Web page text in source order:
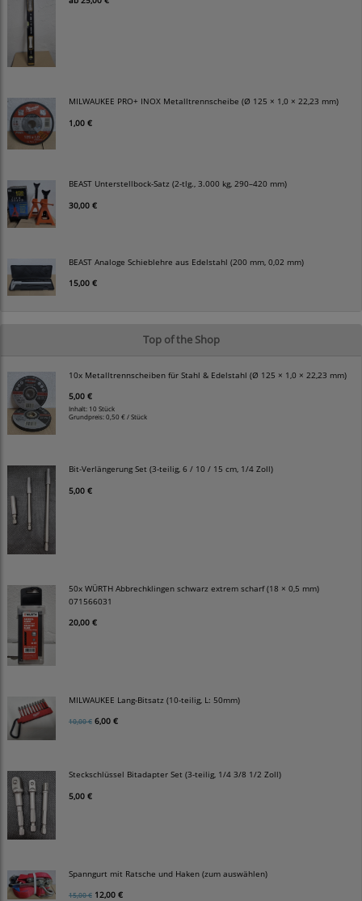
MILWAUKEE PRO+ INOX Metalltrennscheibe (Ø 125 × 1,0 × 22,23 mm)
1,00 €
BEAST Unterstellbock-Satz (2-tlg., 3.000 kg, 290–420 mm)
30,00 €
BEAST Analoge Schieblehre aus Edelstahl (200 mm, 0,02 mm)
15,00 €
Top of the Shop
10x Metalltrennscheiben für Stahl & Edelstahl (Ø 125 × 1,0 × 22,23 mm)
5,00 €
Inhalt: 10 Stück
Grundpreis:0,50 € / Stück
Bit-Verlängerung Set (3-teilig, 6 / 10 / 15 cm, 1/4 Zoll)
5,00 €
50x WÜRTH Abbrechklingen schwarz extrem scharf (18 × 0,5 mm)
071566031
20,00 €
MILWAUKEE Lang-Bitsatz (10-teilig, L: 50mm)
10,00 € 6,00 €
Steckschlüssel Bitadapter Set (3-teilig, 1/4 3/8 1/2 Zoll)
5,00 €
Spanngurt mit Ratsche und Haken (zum auswählen)
15,00 € 12,00 €